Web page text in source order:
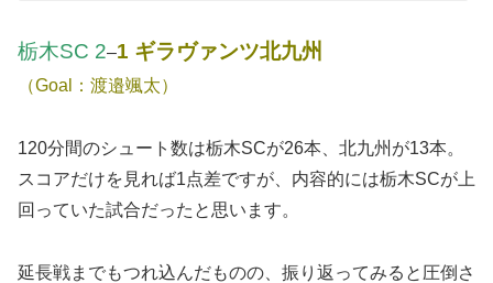
栃木SC 2–1 ギラヴァンツ北九州
（Goal：渡邉颯太）
120分間のシュート数は栃木SCが26本、北九州が13本。
スコアだけを見れば1点差ですが、内容的には栃木SCが上
回っていた試合だったと思います。
延長戦までもつれ込んだものの、振り返ってみると圧倒さ